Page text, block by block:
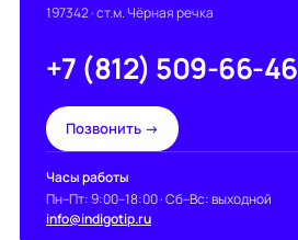
197342· ст.м. Чёрная речка
+7 (812) 509-66-46
Позвонить →
Часы работы
Пн–Пт: 9:00–18:00 · Сб–Вс: выходной
info@indigotip.ru